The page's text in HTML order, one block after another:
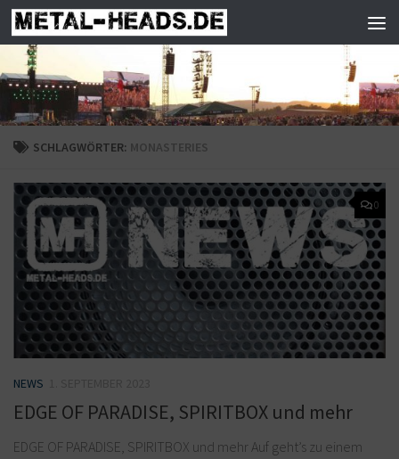
Zum Inhalt springen
SCHLAGWÖRTER: MONASTERIES
0
NEWS
EDGE OF PARADISE, SPIRITBOX und mehr
EDGE OF PARADISE, SPIRITBOX und mehr Auf geht’s zu einem